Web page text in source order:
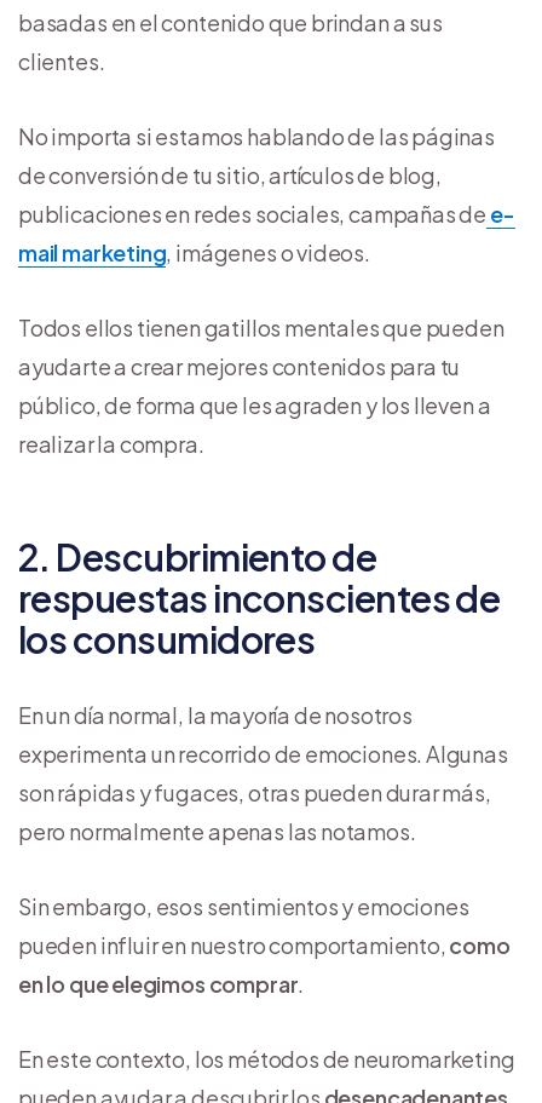
basadas en el contenido que brindan a sus
clientes.
No importa si estamos hablando de las páginas
de conversión de tu sitio, artículos de blog,
publicaciones en redes sociales, campañas de e-
mail marketing, imágenes o videos.
Todos ellos tienen gatillos mentales que pueden
ayudarte a crear mejores contenidos para tu
público, de forma que les agraden y los lleven a
realizar la compra.
2. Descubrimiento de
respuestas inconscientes de
los consumidores
En un día normal, la mayoría de nosotros
experimenta un recorrido de emociones. Algunas
son rápidas y fugaces, otras pueden durar más,
pero normalmente apenas las notamos.
Sin embargo, esos sentimientos y emociones
pueden influir en nuestro comportamiento, como
en lo que elegimos comprar.
En este contexto, los métodos de neuromarketing